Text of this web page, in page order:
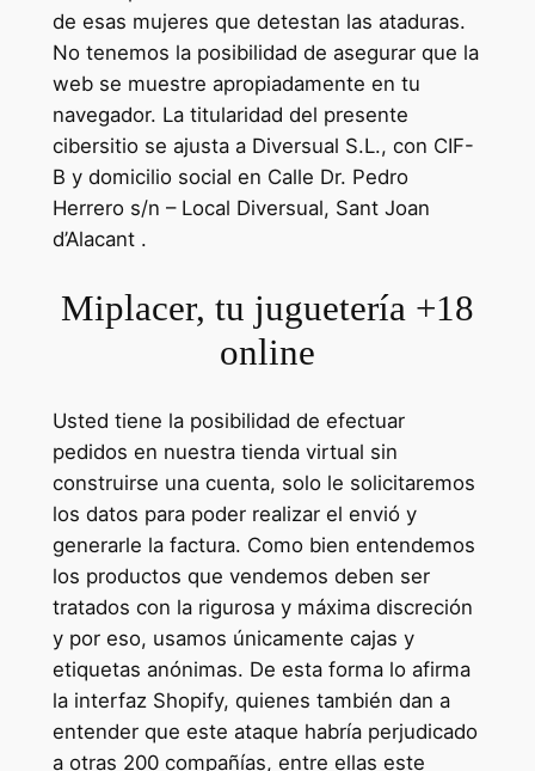
de esas mujeres que detestan las ataduras.
No tenemos la posibilidad de asegurar que la
web se muestre apropiadamente en tu
navegador. La titularidad del presente
cibersitio se ajusta a Diversual S.L., con CIF-
B y domicilio social en Calle Dr. Pedro
Herrero s/n – Local Diversual, Sant Joan
d’Alacant .
Miplacer, tu juguetería +18
online
Usted tiene la posibilidad de efectuar
pedidos en nuestra tienda virtual sin
construirse una cuenta, solo le solicitaremos
los datos para poder realizar el envió y
generarle la factura. Como bien entendemos
los productos que vendemos deben ser
tratados con la rigurosa y máxima discreción
y por eso, usamos únicamente cajas y
etiquetas anónimas. De esta forma lo afirma
la interfaz Shopify, quienes también dan a
entender que este ataque habría perjudicado
a otras 200 compañías, entre ellas este